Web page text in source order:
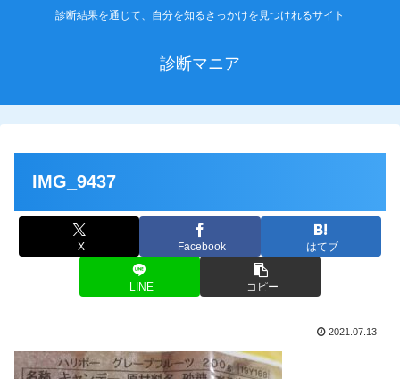
診断結果を通じて、自分を知るきっかけを見つけれるサイト
診断マニア
IMG_9437
X Facebook はてブ
LINE コピー
2021.07.13